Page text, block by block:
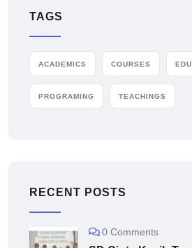
TAGS
ACADEMICS COURSES
PROGRAMING TEACHINGS
RECENT POSTS
0 Comments